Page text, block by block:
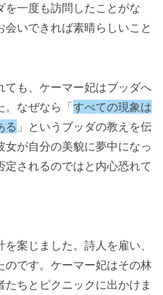
を一度も訪問したことがな
いできれば素晴らしいこと
ても、ケーマー妃はブッダへ
。なぜなら「すべての現象は
る 」というブッダの教えを伝
女が自分の美貌に夢中になっ
されるのではと内心恐れて
案じました。詩人を雇い、
のです。ケーマー妃はその林
ちとピクニックに出かけま